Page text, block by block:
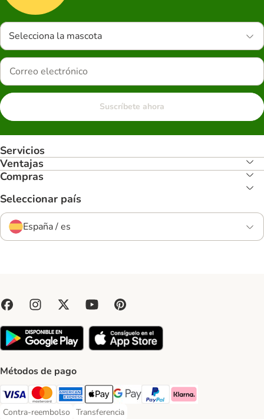
Selecciona la mascota
Suscríbete ahora
Servicios
Ventajas
Compras
Seleccionar país
España / es
Métodos de pago
Visa Payment Method
Mastercard Payment Method
American Express Payment Method
Apple Pay Payment Method
Google Pay Payment Method
PayPal Payment Method
Klarna Payment Method
Contra-reembolso Transferencia